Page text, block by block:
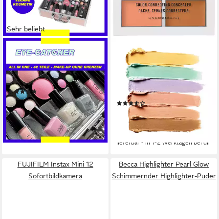
Sehr beliebt
ZMILE COSMETICS
Kosmetik-Koffer EYE-
CATCHER, 42-tlg., mit
veganer Formulierung
(33)
ab 17,99 € UVP 29,50 €
-39%
lieferbar - in 3-4 Werktagen bei dir
NYX PROFESSIONAL MAKEUP
Concealer Color Correcting
Palette, ideal zum Abdecken
von Hautunreinheiten und
Farbunebenheiten
(4)
ab 10,99 €
(1.221,11 €/ 1 kg)
-15%
lieferbar - in 1-2 Werktagen bei dir
FUJIFILM Instax Mini 12
Sofortbildkamera
Becca Highlighter Pearl Glow
Schimmernder Highlighter-Puder